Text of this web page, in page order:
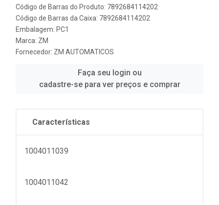
Código de Barras do Produto: 7892684114202
Código de Barras da Caixa: 7892684114202
Embalagem: PC1
Marca: ZM
Fornecedor: ZM AUTOMATICOS
Faça seu login ou
cadastre-se para ver preços e comprar
Características
1004011039
1004011042